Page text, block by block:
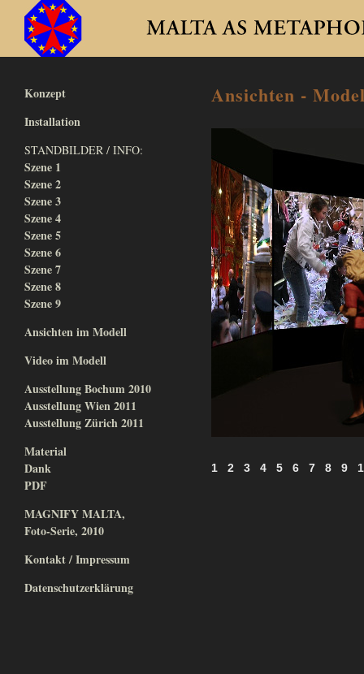
Konzept
Installation
STANDBILDER / INFO:
Szene 1
Szene 2
Szene 3
Szene 4
Szene 5
Szene 6
Szene 7
Szene 8
Szene 9
Ansichten im Modell
Video im Modell
Ausstellung Bochum 2010
Ausstellung Wien 2011
Ausstellung Zürich 2011
Material
Dank
PDF
MAGNIFY MALTA,
Foto-Serie, 2010
Kontakt / Impressum
Datenschutzerklärung
Ansichten -
1 2 3 4 5 6 7 8 9